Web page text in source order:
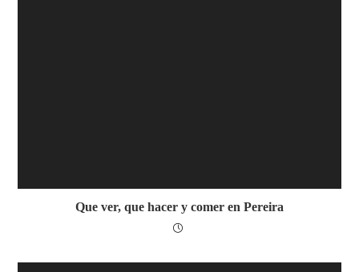
Que ver, que hacer y comer en Pereira